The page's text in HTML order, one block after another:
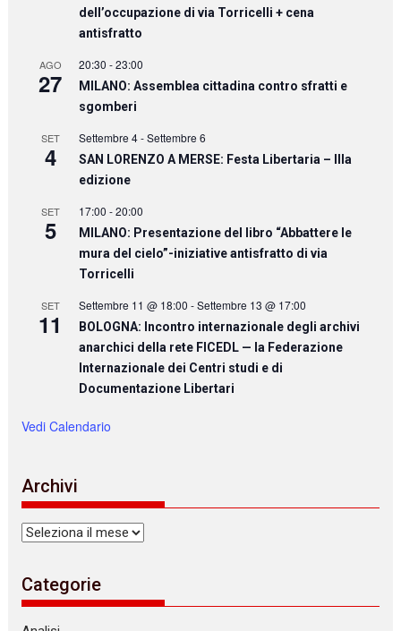
dell’occupazione di via Torricelli + cena
antisfratto
AGO
27
20:30 -23:00
MILANO: Assemblea cittadina contro sfratti e
sgomberi
SET
4
Settembre 4-Settembre 6
SAN LORENZO A MERSE: Festa Libertaria – IIIa
edizione
SET
5
17:00 -20:00
MILANO: Presentazione del libro “Abbattere le
mura del cielo”-iniziative antisfratto di via
Torricelli
SET
11
Settembre 11 @ 18:00 -Settembre 13 @ 17:00
BOLOGNA: Incontro internazionale degli archivi
anarchici della rete FICEDL — la Federazione
Internazionale dei Centri studi e di
Documentazione Libertari
Vedi Calendario
Archivi
Archivi
Categorie